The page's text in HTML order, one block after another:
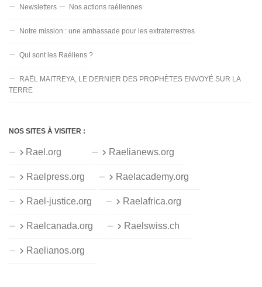
Newsletters Nos actions raéliennes
Notre mission : une ambassade pour les extraterrestres
Qui sont les Raéliens ?
RAËL MAITREYA, LE DERNIER DES PROPHÈTES ENVOYÉ SUR LA
TERRE
NOS SITES À VISITER :
Rael.org Raelianews.org
Raelpress.org Raelacademy.org
Rael-justice.org Raelafrica.org
Raelcanada.org Raelswiss.ch
Raelianos.org